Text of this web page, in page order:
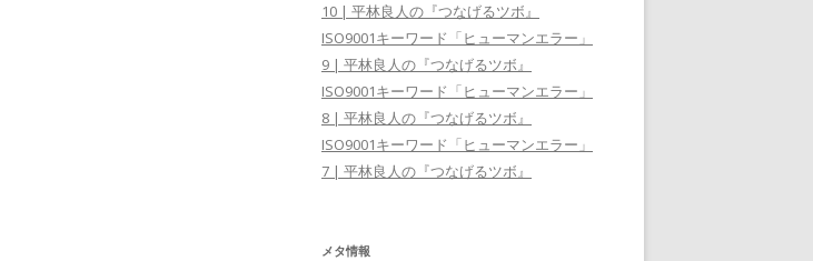
10 | 平林良人の『つなげるツボ』
ISO9001キーワード「ヒューマンエラー」
9 | 平林良人の『つなげるツボ』
ISO9001キーワード「ヒューマンエラー」
8 | 平林良人の『つなげるツボ』
ISO9001キーワード「ヒューマンエラー」
7 | 平林良人の『つなげるツボ』
メタ情報